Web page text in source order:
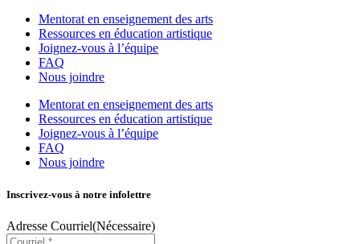
Mentorat en enseignement des arts
Ressources en éducation artistique
Joignez-vous à l’équipe
FAQ
Nous joindre
Mentorat en enseignement des arts
Ressources en éducation artistique
Joignez-vous à l’équipe
FAQ
Nous joindre
Inscrivez-vous à notre infolettre
Adresse Courriel(Nécessaire)